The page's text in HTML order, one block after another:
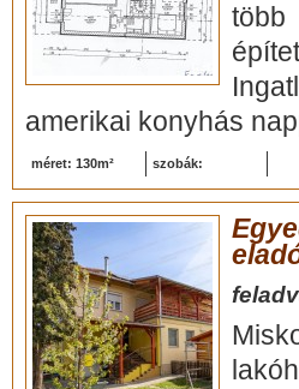
több
amerikai konyhás
méret: 130m² szobák: